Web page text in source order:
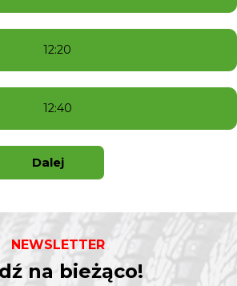
12:20
12:40
Dalej
NEWSLETTER
na bieżąco!